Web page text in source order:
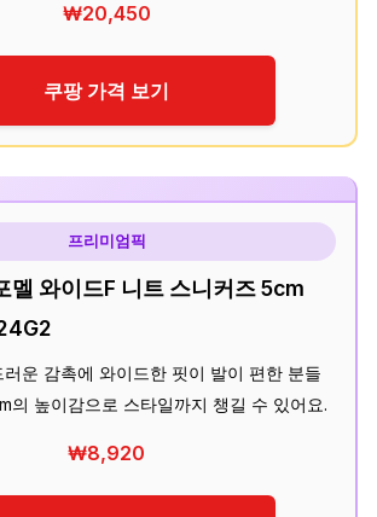
₩20,450
쿠팡 가격 보기
프리미엄픽
멜 와이드F 니트 스니커즈 5cm
운 감촉에 와이드한 핏이 발이 편한 분들
의 높이감으로 스타일까지 챙길 수 있어요.
₩8,920